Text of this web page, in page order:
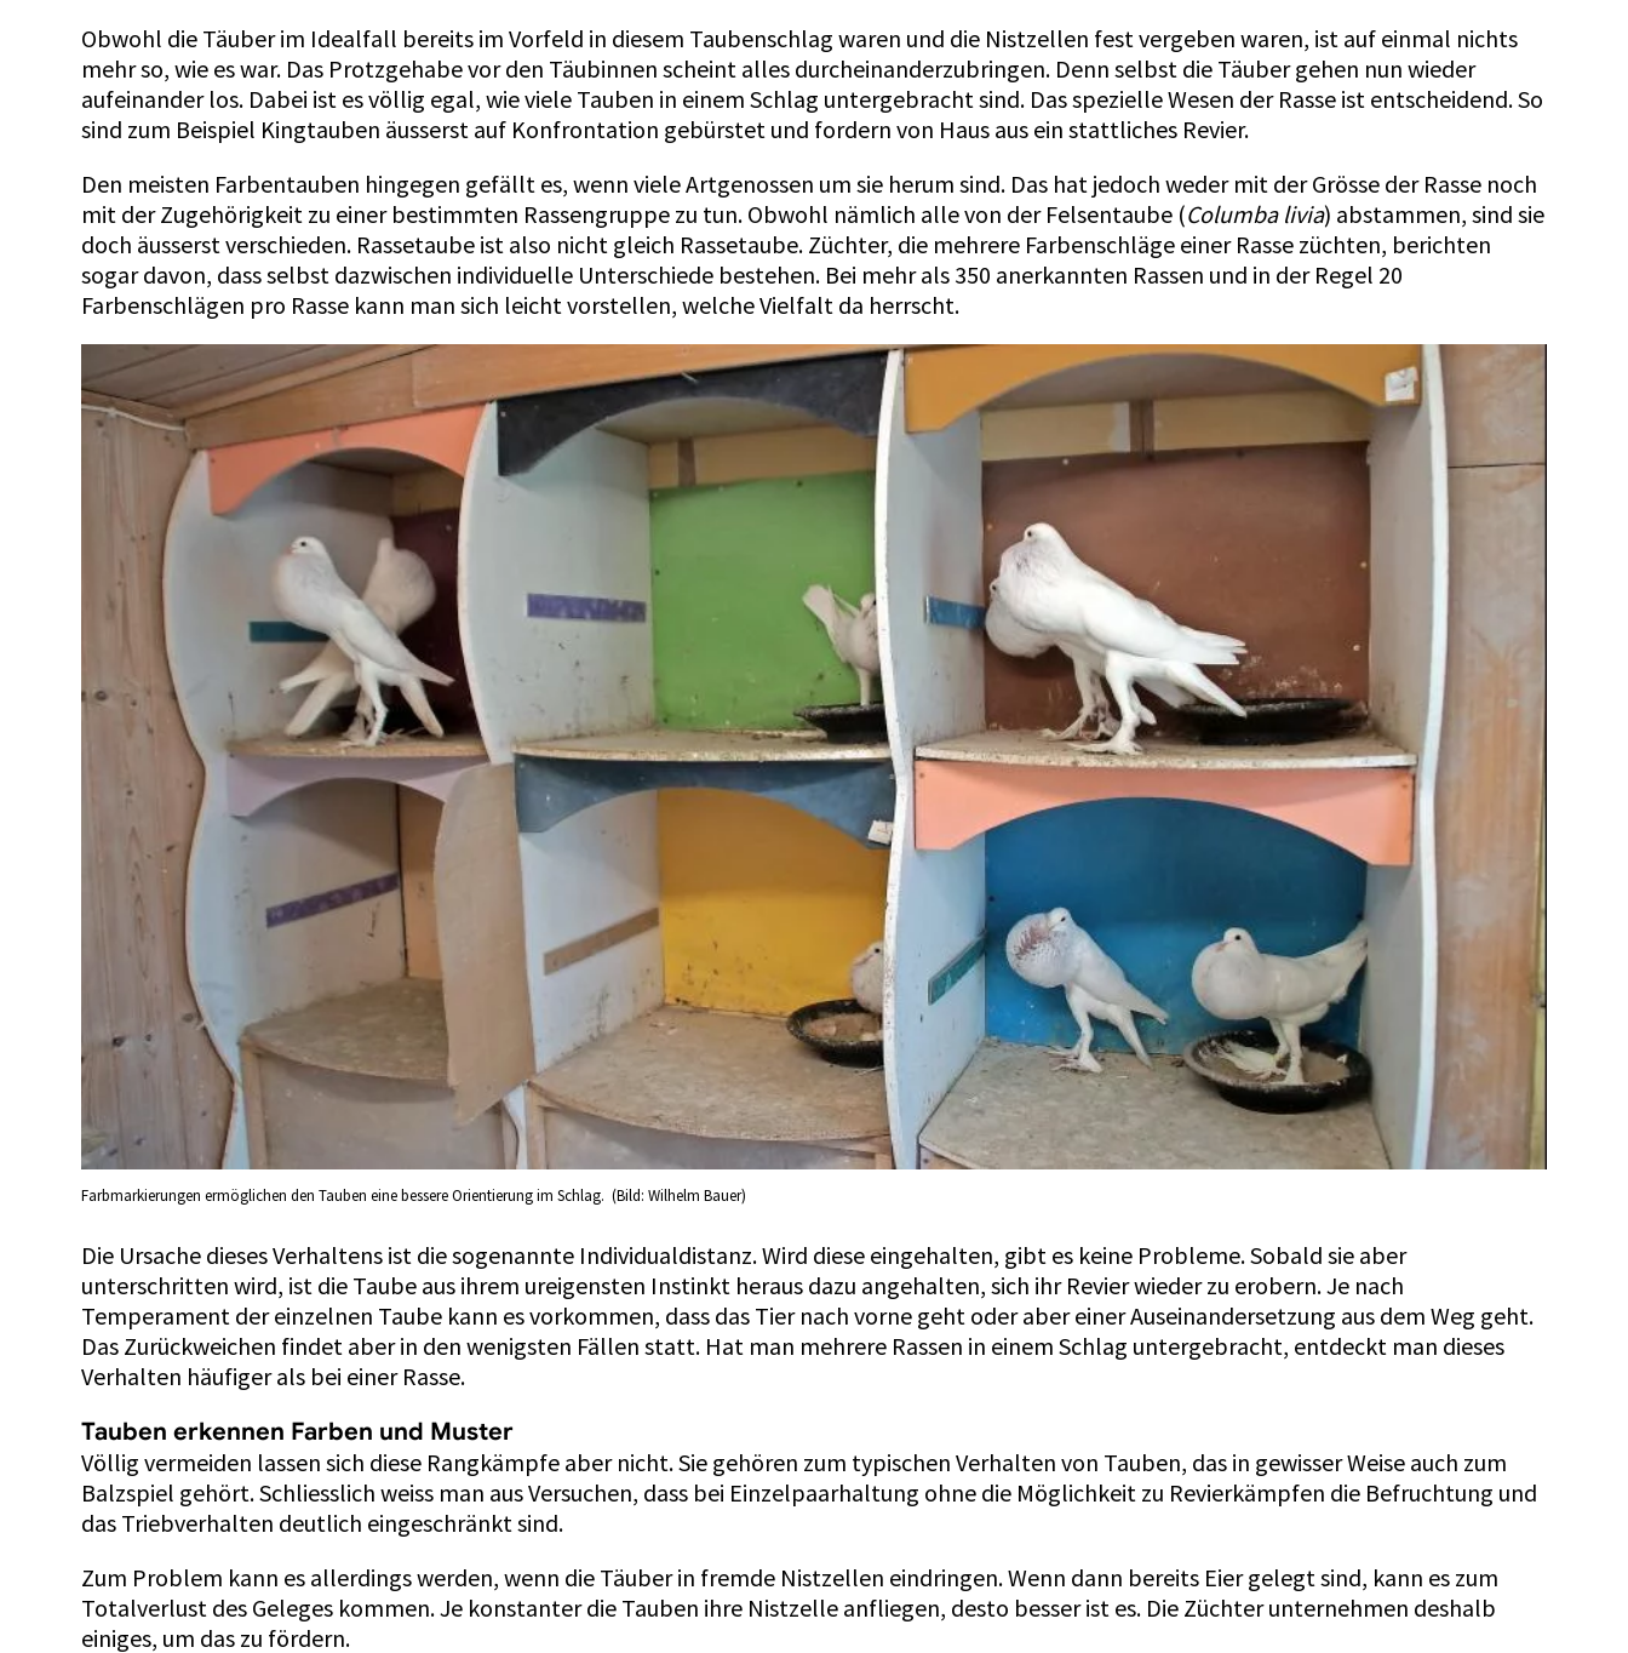
Obwohl die Täuber im Idealfall bereits im Vorfeld in diesem Taubenschlag waren und die Nistzellen fest vergeben waren, ist auf einmal nichts
mehr so, wie es war. Das Protzgehabe vor den Täubinnen scheint alles durcheinanderzubringen. Denn selbst die Täuber gehen nun wieder
aufeinander los. Dabei ist es völlig egal, wie viele Tauben in einem Schlag untergebracht sind. Das spezielle Wesen der Rasse ist entscheidend. So
sind zum Beispiel Kingtauben äusserst auf Konfrontation gebürstet und fordern von Haus aus ein stattliches Revier.
Den meisten Farbentauben hingegen gefällt es, wenn viele Artgenossen um sie herum sind. Das hat jedoch weder mit der Grös­se der Rasse noch
mit der Zugehörigkeit zu einer bestimmten Rassengruppe zu tun. Obwohl nämlich alle von der Felsentaube (Columba livia) abstammen, sind sie
doch äusserst verschieden. Rassetaube ist also nicht gleich Rassetaube. Züchter, die mehrere Farbenschläge einer Rasse züchten, berichten
sogar davon, dass selbst dazwischen individuelle Unterschiede bestehen. Bei mehr als 350 anerkannten Rassen und in der Regel 20
Farbenschlägen pro Rasse kann man sich leicht vorstellen, welche Vielfalt da herrscht.
Farbmarkierungen ermöglichen den Tauben eine bessere Orientierung im Schlag. (Bild: Wilhelm Bauer)
Die Ursache dieses Verhaltens ist die sogenannte Individualdistanz. Wird diese eingehalten, gibt es keine Probleme. Sobald sie aber
unterschritten wird, ist die Taube aus ihrem ureigensten Instinkt heraus dazu angehalten, sich ihr Revier wieder zu erobern. Je nach
Temperament der einzelnen Taube kann es vorkommen, dass das Tier nach vorne geht oder aber einer Auseinandersetzung aus dem Weg geht.
Das Zurückweichen findet aber in den wenigsten Fällen statt. Hat man mehrere Rassen in einem Schlag untergebracht, entdeckt man dieses
Verhalten häufiger als bei einer Rasse.
Tauben erkennen Farben und Muster
Völlig vermeiden lassen sich diese Rangkämpfe aber nicht. Sie gehören zum typischen Verhalten von Tauben, das in gewisser Weise auch zum
Balzspiel gehört. Schliesslich weiss man aus Versuchen, dass bei Einzelpaarhaltung ohne die Möglichkeit zu Revierkämpfen die Befruchtung und
das Triebverhalten deutlich eingeschränkt sind.
Zum Problem kann es allerdings werden, wenn die Täuber in fremde Nistzellen eindringen. Wenn dann bereits Eier gelegt sind, kann es zum
Totalverlust des Geleges kommen. Je konstanter die Tauben ihre Nistzelle anfliegen, desto besser ist es. Die Züchter unternehmen deshalb
einiges, um das zu fördern.